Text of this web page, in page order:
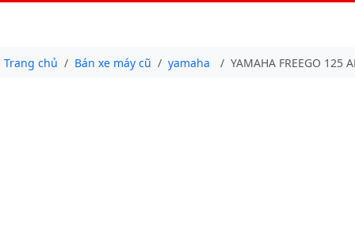
Trang chủ Bán xe máy cũ yamaha YAMAHA FREEGO 125